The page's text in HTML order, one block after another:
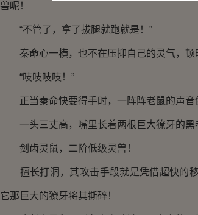
兽呢！
“不管了，拿了拔腿就跑就是！”
秦命心一横，也不在压抑自己的灵气，顿
“吱吱吱吱！”
正当秦命快要得手时，一阵阵老鼠的声音
一头三丈高，嘴里长着两根巨大獠牙的黑
剑齿灵鼠，二阶低级灵兽！
擅长打洞，其攻击手段就是凭借超快的移
它那巨大的獠牙将其撕碎！